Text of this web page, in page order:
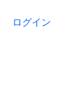
ログイン